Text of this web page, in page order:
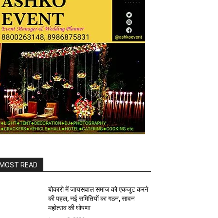
READ
बोकारो में जायसवाल समाज को एकजुट करने
की पहल, नई समितियों का गठन, सावन
महोत्सव की घोषणा